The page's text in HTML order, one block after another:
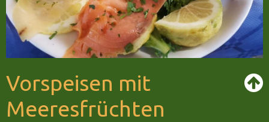
Vorspeisen mit
Meeresfrüchten